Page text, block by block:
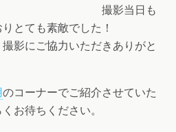
影当日も
おりとても素敵でした！
力いただきありがと
のコーナーでご紹介させていた
お待ちください。